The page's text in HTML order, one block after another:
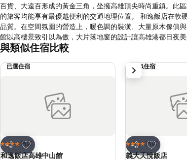
百貨、大遠百形成的黃金三角，坐擁高雄頂尖時尚重鎮。此
的旅客均能享有最優越便利的交通地理位置。 和逸飯店在軟硬體規劃上皆以「時時體貼，處處合意」為出發點，以適切的溫度，提供具親和力但不叨擾的服務
品質。在空間氛圍的營造上，暖色調的裝潢、大量原木傢俱與石材建
館以高樓景致引以為傲，大片落地窗的設計讓高雄港都日夜
的五官六感，營造洋溢浪漫的片刻時光。 和逸飯店較大型飯店少了一點拘謹，比商務飯店則多了一份溫暖，期望為忙於業務拜訪的商務人士，或是結束一整天
心意。
與類似住宿比較
已選住宿
分享
放到收藏夾
4 星級 酒店
和逸飯店高雄中山館
類似住宿
分享
放到收藏夾
4 星級 酒店
義大天悅飯店
下一步